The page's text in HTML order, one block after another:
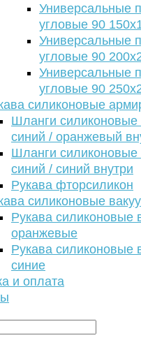
Универсальные
угловые 90
Универсальные
угловые 90
Универсальные
угловые 90
силиконовые
Шланги
синий / оранжевый
Шланги
синий / синий внутри
Рукава фторсиликон
силиконовые
Рукава силиконовые
оранжевые
Рукава силиконовые
синие
и оплата